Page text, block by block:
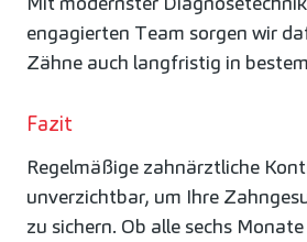
engagierten Team sorgen wir
Zähne auch langfristig in
Fazit
Regelmäßige zahnärztliche
unverzichtbar, um Ihre
zu sichern. Ob alle sechs